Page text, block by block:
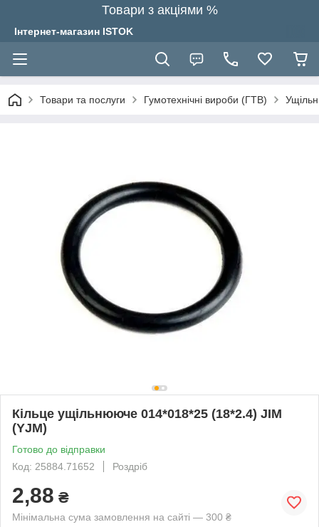
Товари з акціями %
Інтернет-магазин ISTOK
Товари та послуги Гумотехнічні вироби (ГТВ)
Кільце ущільнююче 014*018*25 (18*2.4) JIM
(YJM)
Готово до відправки
Код: 25884.71652
Роздріб
2,88 ₴
Мінімальна сума замовлення на сайті — 300 ₴